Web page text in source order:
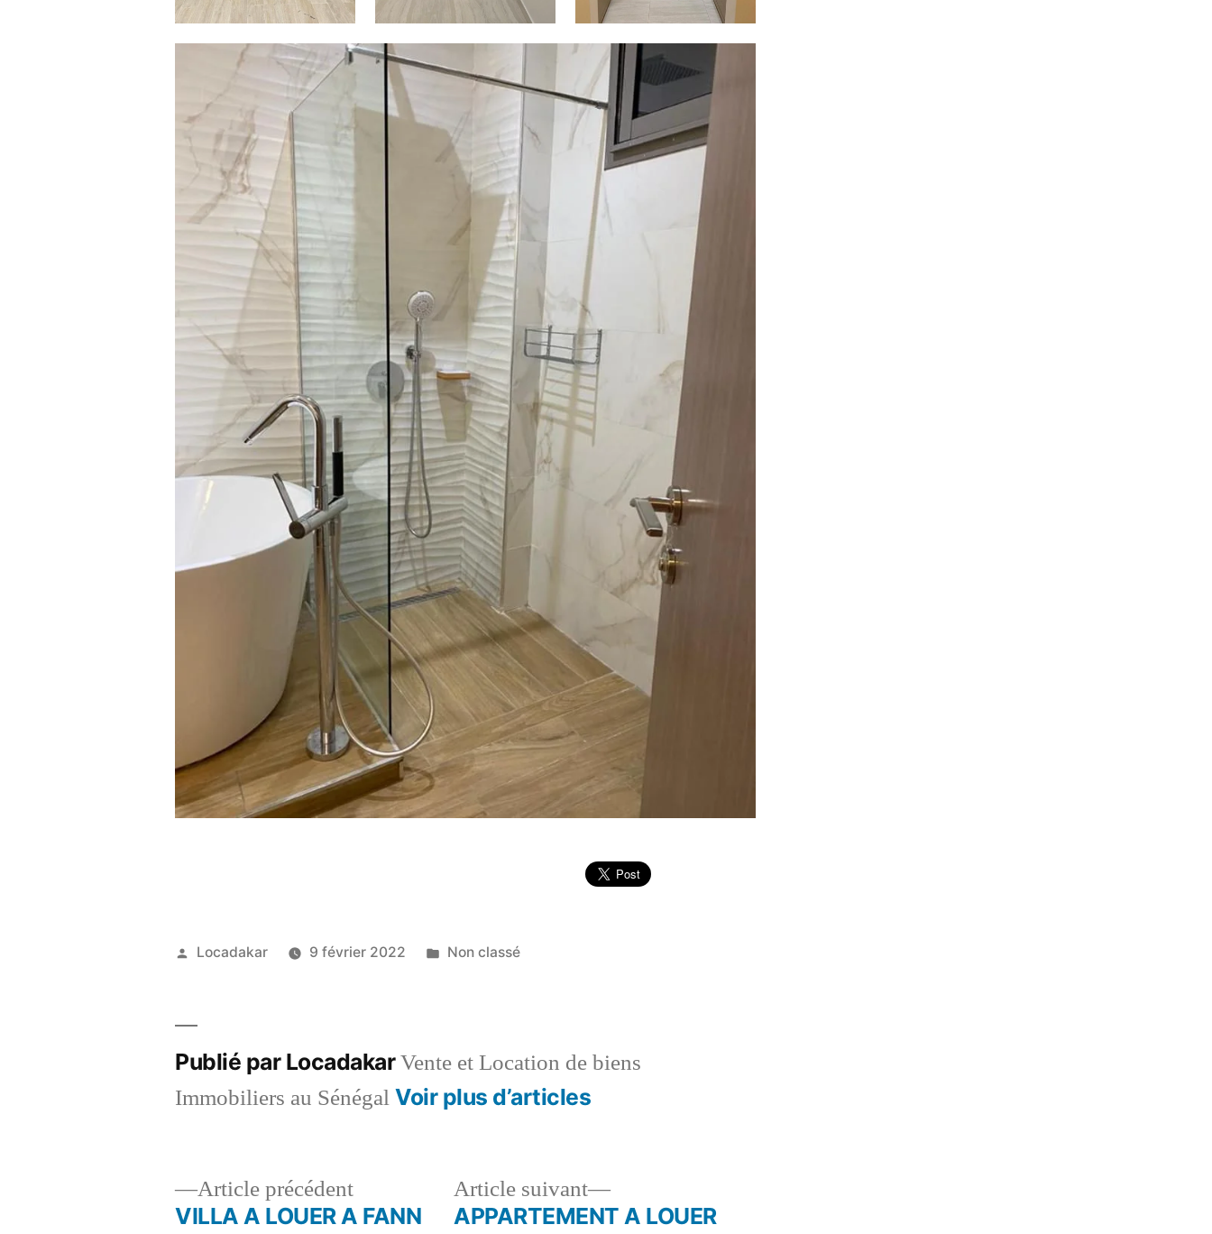
Publié
Locadakar 9 février 2022
Publié
Non classé
Publié par LocadakarVente et Location de biens
Immobiliers au SénégalVoir plus d’articles
Article précédentArticle
précédent :
VILLA A LOUER A FANN
Article suivant
Article
suivant :
APPARTEMENT A LOUER